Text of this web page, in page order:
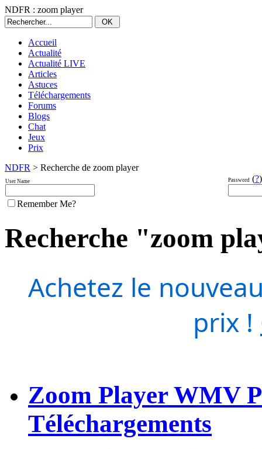
NDFR : zoom player
Accueil
Actualité
Actualité LIVE
Articles
Astuces
Téléchargements
Forums
Blogs
Chat
Jeux
Prix
NDFR > Recherche de zoom player
User Name Password (?)
Remember Me?
Recherche "zoom
Achetez le
prix !
Zoom Player WMV
Téléchargements